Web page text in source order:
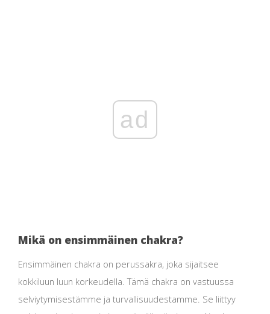
ad
Mikä on ensimmäinen chakra?
Ensimmäinen chakra on perussakra, joka sijaitsee
kokkiluun luun korkeudella. Tämä chakra on vastuussa
selviytymisestämme ja turvallisuudestamme. Se liittyy